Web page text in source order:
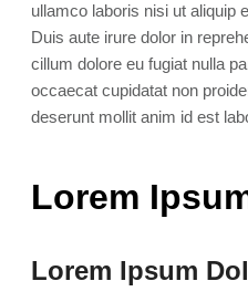
ullamco laboris nisi ut aliquip
Duis aute irure dolor in
cillum dolore eu fugiat nulla
occaecat cupidatat non
deserunt mollit anim id est
Lorem
Lorem Ipsum